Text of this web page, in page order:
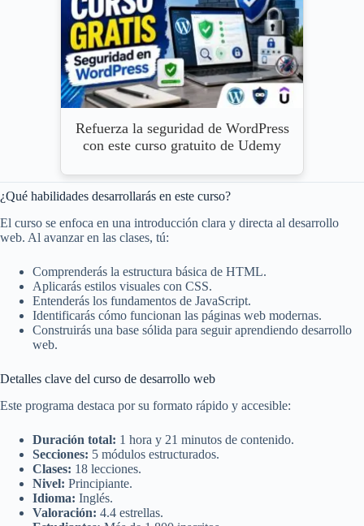
Refuerza la seguridad de WordPress
con este curso gratuito de Udemy
¿Qué habilidades desarrollarás en este curso?
El curso se enfoca en una introducción clara y directa al desarrollo
web. Al avanzar en las clases, tú:
Comprenderás la estructura básica de HTML.
Aplicarás estilos visuales con CSS.
Entenderás los fundamentos de JavaScript.
Identificarás cómo funcionan las páginas web modernas.
Construirás una base sólida para seguir aprendiendo desarrollo
web.
Detalles clave del curso de desarrollo web
Este programa destaca por su formato rápido y accesible:
Duración total: 1 hora y 21 minutos de contenido.
Secciones: 5 módulos estructurados.
Clases: 18 lecciones.
Nivel: Principiante.
Idioma: Inglés.
Valoración: 4.4 estrellas.